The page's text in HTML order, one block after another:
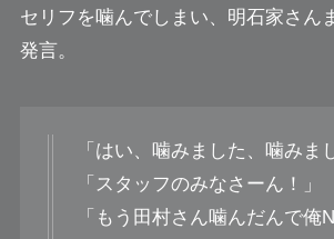
セリフを噛んでしまい、明石家さん
発言。
「はい、噛みました、噛みま
「スタッフのみなさーん！」
「もう田村さん噛んだんで俺